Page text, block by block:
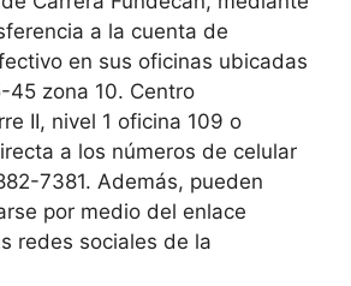
a la cuenta de
en sus oficinas ubicadas
45 zona 10. Centro
II, nivel 1 oficina 109 o
a los números de celular
7381. Además, pueden
por medio del enlace
redes sociales de la